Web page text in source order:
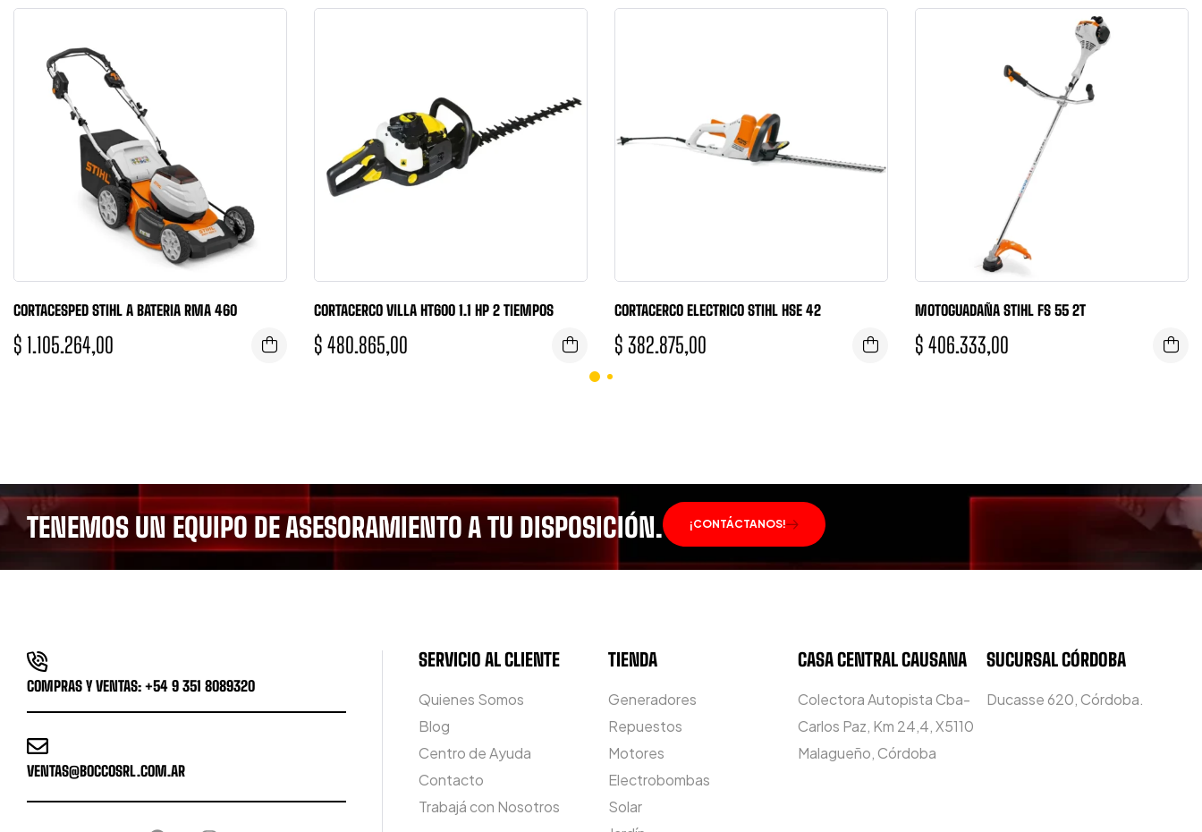
CORTACESPED STIHL A BATERIA RMA 460
$ 1.105.264,00
CORTACERCO VILLA HT600 1.1 HP 2 TIEMPOS
$ 480.865,00
CORTACERCO ELECTRICO STIHL HSE 42
$ 382.875,00
MOTOGUADAÑA STIHL FS 55 2T
$ 406.333,00
TENEMOS UN EQUIPO DE ASESORAMIENTO A TU DISPOSICIÓN. ¡CONTÁCTANOS!
COMPRAS Y VENTAS: +54 9 351 8089320
VENTAS@BOCCOSRL.COM.AR
SERVICIO AL CLIENTE
Quienes Somos
Blog
Centro de Ayuda
Contacto
Trabajá con Nosotros
TIENDA
Generadores
Repuestos
Motores
Electrobombas
Solar
CASA CENTRAL CAUSANA
Colectora Autopista Cba-
Carlos Paz, Km 24,4, X5110
Malagueño, Córdoba
SUCURSAL CÓRDOBA
Ducasse 620, Córdoba.